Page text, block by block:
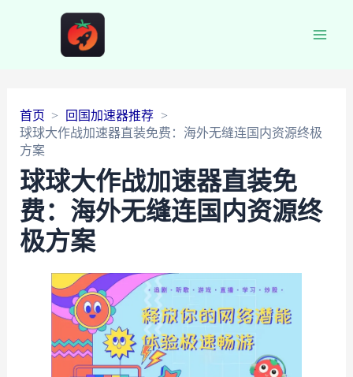
首页
回国加速器推荐
球球大作战加速器直装免费：海外无缝连国内资源终极
方案
球球大作战加速器直装免
费：海外无缝连国内资源终
极方案